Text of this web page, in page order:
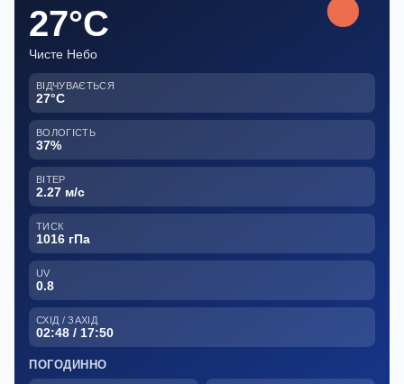
27°C
Чисте Небо
ВІДЧУВАЄТЬСЯ
27°C
ВОЛОГІСТЬ
37%
ВІТЕР
2.27 м/с
ТИСК
1016 гПа
UV
0.8
СХІД / ЗАХІД
02:48 / 17:50
ПОГОДИННО